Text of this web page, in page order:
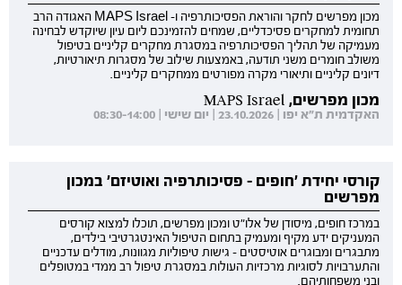
מכון מפרשים לחקר והוראת הפסיכותרפיה ו- MAPS Israel האגודה הרב
תחומית למחקרים פסיכדליים, שמחים להזמינכם ליום עיון שיוקדש לבחינה
מעמיקה של תהליך הפסיכותרפיה במסגרת מחקרים קליניים בטיפול
משולב חומרים משני תודעה, באמצעות שילוב של מסגרות תיאורטיות,
דיונים קליניים ותיאורי מקרה מפורטים ממחקרים קליניים.
מכון מפרשים, MAPS Israel
האקדמית ת"א יפו | 23.10.2026 | יום שישי | 08:30-14:00
קורסי יחידת 'חופים - פסיכותרפיה ואוטיזם' במכון
מפרשים
במרכז חופים, מיסודן של אלו"ט ומכון מפרשים, תוכלו למצוא קורסים
המעניקים ידע מקיף ומעמיק בתחום הטיפול האינטגרטיבי בילדים,
מתבגרים ומבוגרים אוטיסטים - גישות טיפוליות מגוונות, מודלים עדכניים
והתערבויות לסוגיות מרכזיות העולות במסגרת טיפול רב ממדי במטופלים
ובני משפחותיהם.